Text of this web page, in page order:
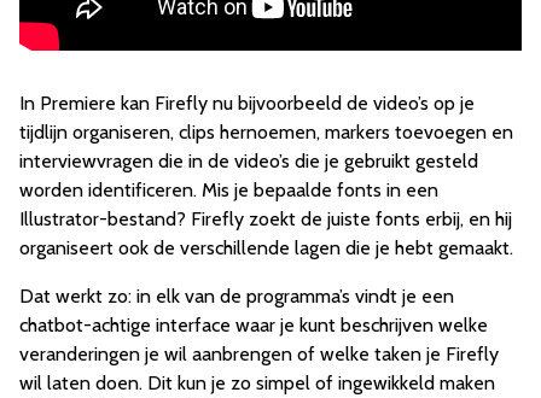
In Premiere kan Firefly nu bijvoorbeeld de video’s op je
tijdlijn organiseren, clips hernoemen, markers toevoegen en
interviewvragen die in de video’s die je gebruikt gesteld
worden identificeren. Mis je bepaalde fonts in een
Illustrator-bestand? Firefly zoekt de juiste fonts erbij, en hij
organiseert ook de verschillende lagen die je hebt gemaakt.
Dat werkt zo: in elk van de programma’s vindt je een
chatbot-achtige interface waar je kunt beschrijven welke
veranderingen je wil aanbrengen of welke taken je Firefly
wil laten doen. Dit kun je zo simpel of ingewikkeld maken